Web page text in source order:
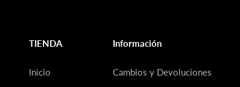
TIENDA
Inicio
Información
Cambios y Devoluciones